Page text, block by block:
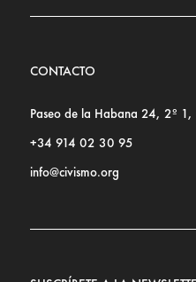
CONTACTO
Paseo de la Habana 24, 2º
+34 914 02 30 95
info@civismo.org